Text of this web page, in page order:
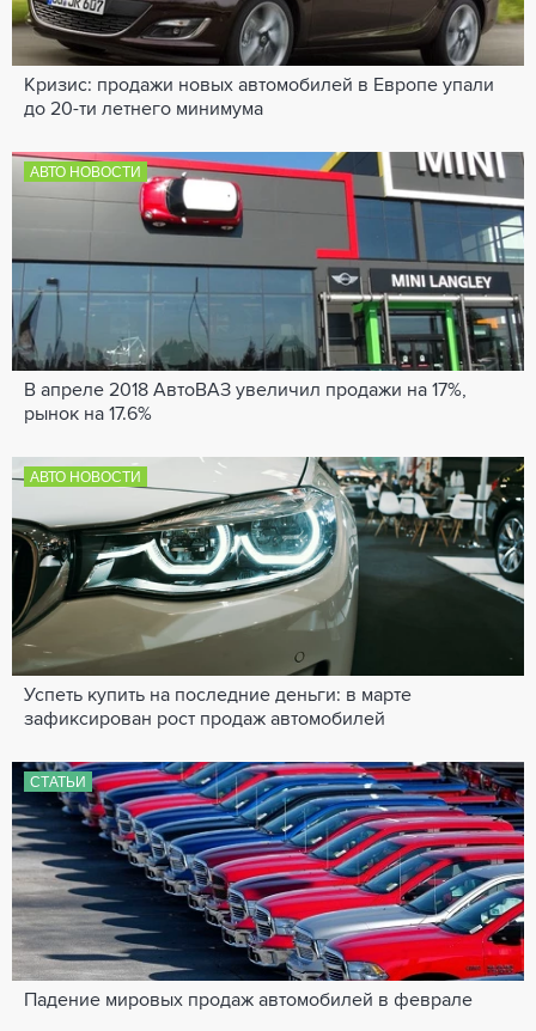
Кризис: продажи новых автомобилей в Европе упали
до 20-ти летнего минимума
АВТО НОВОСТИ
В апреле 2018 АвтоВАЗ увеличил продажи на 17%,
рынок на 17.6%
АВТО НОВОСТИ
Успеть купить на последние деньги: в марте
зафиксирован рост продаж автомобилей
СТАТЬИ
Падение мировых продаж автомобилей в феврале